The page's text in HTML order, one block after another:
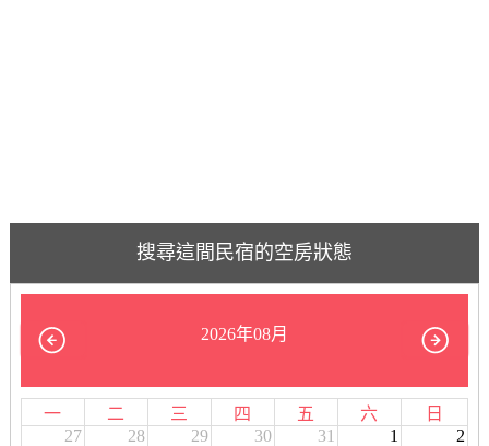
搜尋這間民宿的空房狀態
2026年08月
一 二 三 四 五 六
日
27
28 29 30 31 1 2